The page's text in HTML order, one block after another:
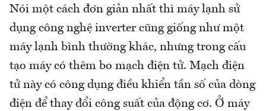
Nói một cách đơn giản nhất thì máy lạnh sử
dụng công nghệ inverter cũng giống như một
máy lạnh bình thường khác, nhưng trong cấu
tạo máy có thêm bo mạch điện tử. Mạch điện
tử này có công dụng điều khiển tần số của dòng
điện để thay đổi công suất của động cơ. Ở máy